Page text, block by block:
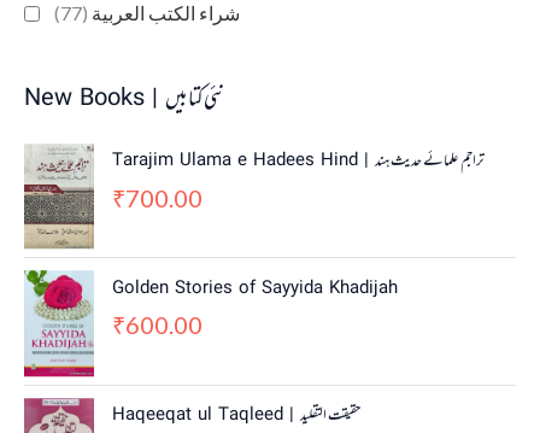
شراء الكتب العربية (77)
New Books | نئی کتابیں
Tarajim Ulama e Hadees Hind | تراجم علمائے حديث ہند
₹700.00
Golden Stories of Sayyida Khadijah
₹600.00
Haqeeqat ul Taqleed | حقیقت التقلید